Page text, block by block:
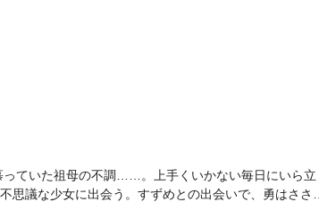
っていた祖母の不調……。上手くいかない毎日にいら立
思議な少女に出会う。すずめとの出会いで、勇はささや